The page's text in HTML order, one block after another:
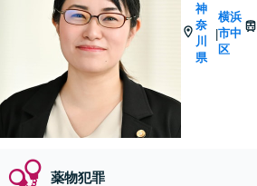
神
奈
川
県
|
横浜
市中
区
薬物犯罪